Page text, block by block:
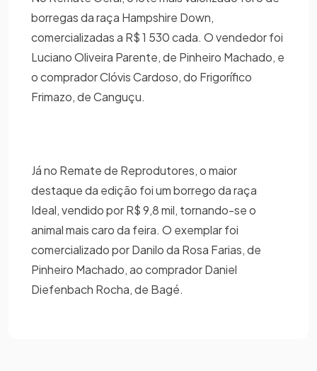
borregas da raça Hampshire Down,
comercializadas a R$ 1 530 cada. O vendedor foi
Luciano Oliveira Parente, de Pinheiro Machado, e
o comprador Clóvis Cardoso, do Frigorífico
Frimazo, de Canguçu.
Já no Remate de Reprodutores, o maior
destaque da edição foi um borrego da raça
Ideal, vendido por R$ 9,8 mil, tornando-se o
animal mais caro da feira. O exemplar foi
comercializado por Danilo da Rosa Farias, de
Pinheiro Machado, ao comprador Daniel
Diefenbach Rocha, de Bagé.